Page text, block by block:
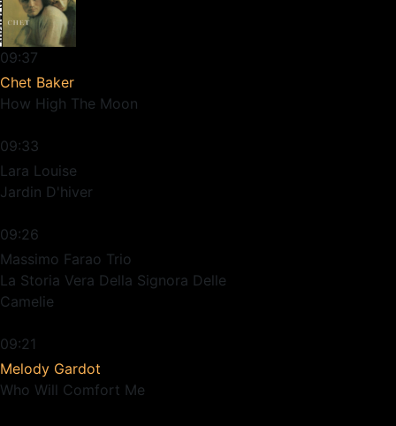
09:37
Chet Baker
How High The Moon
09:33
Lara Louise
Jardin D'hiver
09:26
Massimo Farao Trio
La Storia Vera Della Signora Delle
Camelie
09:21
Melody Gardot
Who Will Comfort Me